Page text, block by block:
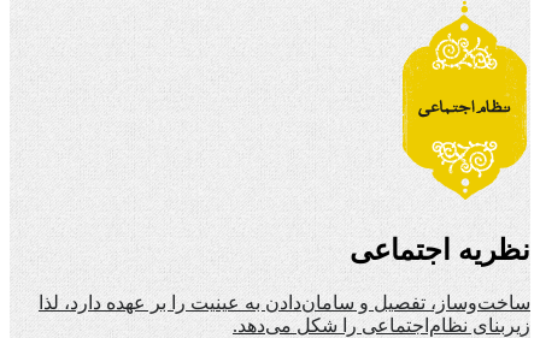
نظریه اجتماعی
ساخت‌وساز، تفصیل و سامان‌دادن به عینیت را بر عهده دارد، لذا
زیربنای نظام‌اجتماعی را شکل می‌دهد.